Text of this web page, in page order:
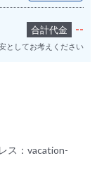
合計代金 --
としてお考えください
ス：vacation-